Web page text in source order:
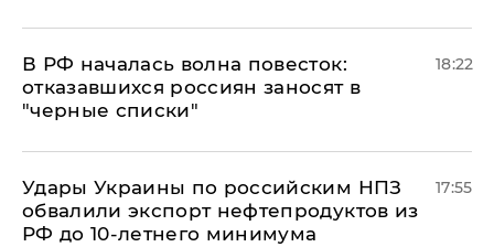
​В РФ началась волна повесток:
отказавшихся россиян заносят в
"черные списки"
18:22
Удары Украины по российским НПЗ
обвалили экспорт нефтепродуктов из
РФ до 10-летнего минимума
17:55